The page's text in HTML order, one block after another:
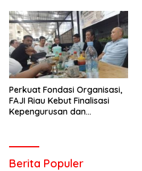
Perkuat Fondasi Organisasi,
FAJI Riau Kebut Finalisasi
Kepengurusan dan
Berita Populer